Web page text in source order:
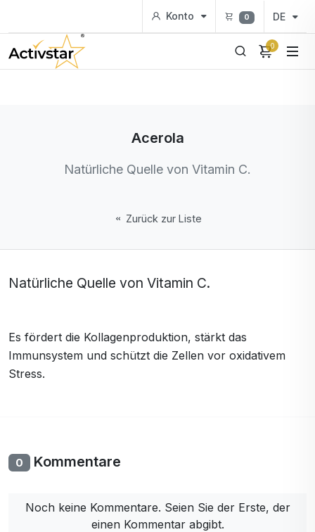
Konto 0 DE
0
Acerola
Natürliche Quelle von Vitamin C.
Zurück zur Liste
Natürliche Quelle von Vitamin C.
Es fördert die Kollagenproduktion, stärkt das
Immunsystem und schützt die Zellen vor oxidativem
Stress.
0 Kommentare
Noch keine Kommentare. Seien Sie der Erste, der
einen Kommentar abgibt.